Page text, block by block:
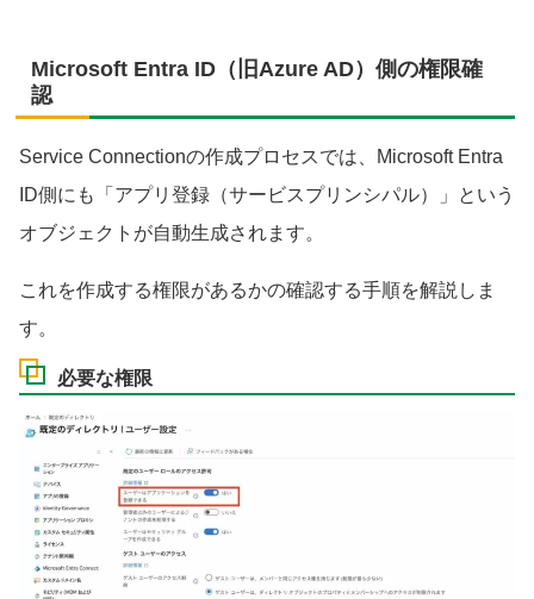
Microsoft Entra ID（旧Azure AD）側の権限確
認
Service Connectionの作成プロセスでは、Microsoft Entra
ID側にも「アプリ登録（サービスプリンシパル）」という
オブジェクトが自動生成されます。
これを作成する権限があるかの確認する手順を解説しま
す。
必要な権限